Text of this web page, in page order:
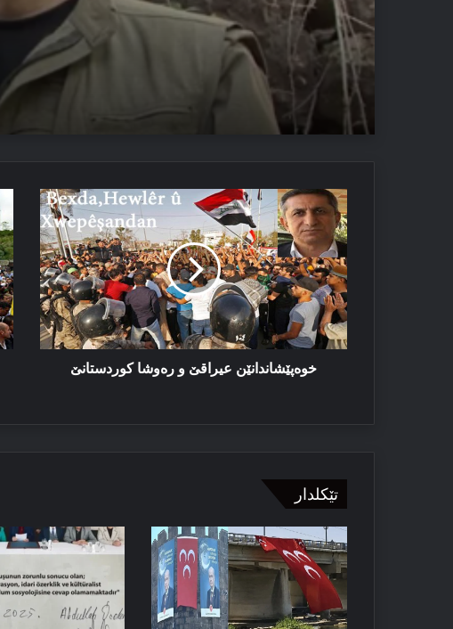
06/08/2026
دەمیرتاش: ئەم دەولەتێ ناخوازن دەولەت ل پێشییا
پەیاما سەرۆک نێچیرڤان بارزانی د سالڤەگەرا
خوەپێشاندانێن
عیراقێ
و
رەوشا
کوردستانێ
خوەپێشاندانێن عیراقێ و رەوشا کوردستانێ
ژ
بۆ
تێکلدار